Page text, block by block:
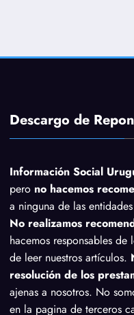
Descargo de
Información Social
pero no hacemos
a ninguna de las
No realizamos
hacemos responsables de
de leer nuestros artículos.
resolución de los
ajenas a nosotros. No
en la pagina de terceros